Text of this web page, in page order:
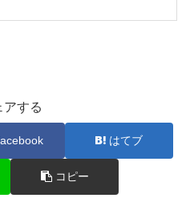
アする
はてブ
コピー